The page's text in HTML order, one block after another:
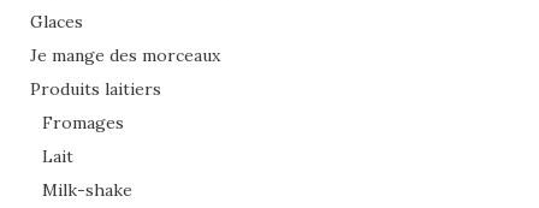
Glaces
Je mange des morceaux
Produits laitiers
Fromages
Lait
Milk-shake